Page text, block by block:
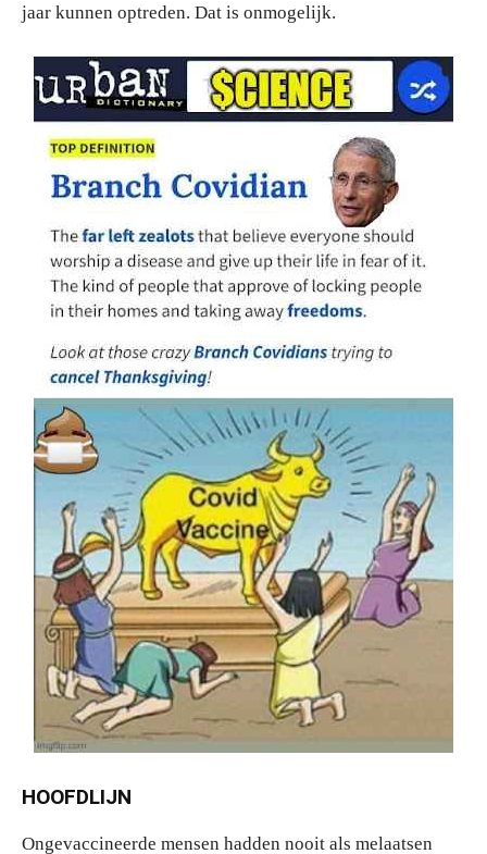
jaar kunnen optreden. Dat is onmogelijk.
HOOFDLIJN
Ongevaccineerde mensen hadden nooit als melaatsen